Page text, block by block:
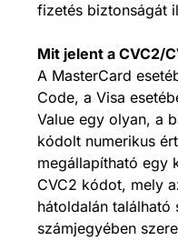
fizetés biztonságát
Mit jelent a CVC2/
A MasterCard
Code, a Visa
Value egy olyan, a
kódolt numerikus
megállapítható egy
CVC2 kódot, mely
hátoldalán található
számjegyében